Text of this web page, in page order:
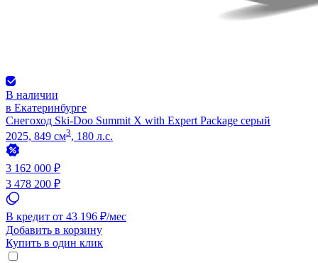
В наличии
в Екатеринбурге
Снегоход Ski-Doo Summit X with Expert Package серый
2025, 849 см3, 180 л.с.
3 162 000 ₽
3 478 200 ₽
В кредит от 43 196 ₽/мес
Добавить в корзину
Купить в один клик